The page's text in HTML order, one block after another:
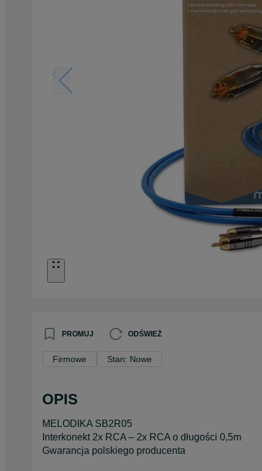
PROMUJ ODŚWIEŻ
Firmowe Stan: Nowe
OPIS
MELODIKA SB2R05
Interkonekt 2x RCA – 2x RCA o długości 0,5m
Gwarancja polskiego producenta